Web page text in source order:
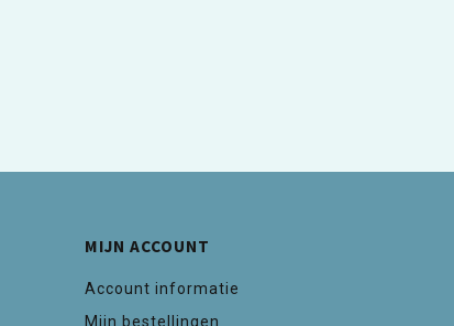
MIJN ACCOUNT
Account informatie
Mijn bestellingen